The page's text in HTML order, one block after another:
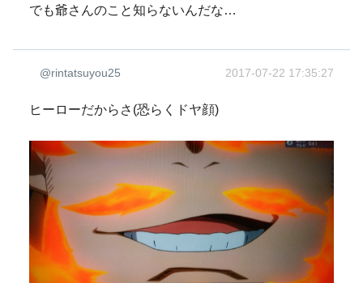
でも爺さんのこと知らないんだな…
@rintatsuyou25 2017-07-22 17:35:27
ヒーローだからさ(恐らくドヤ顔)